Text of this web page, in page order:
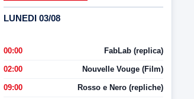
LUNEDI 03/08
00:00 FabLab (replica)
02:00 Nouvelle Vouge (Film)
09:00 Rosso e Nero (repliche)